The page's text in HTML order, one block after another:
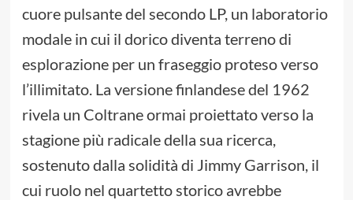
cuore pulsante del secondo LP, un laboratorio
modale in cui il dorico diventa terreno di
esplorazione per un fraseggio proteso verso
l’illimitato. La versione finlandese del 1962
rivela un Coltrane ormai proiettato verso la
stagione più radicale della sua ricerca,
sostenuto dalla solidità di Jimmy Garrison, il
cui ruolo nel quartetto storico avrebbe